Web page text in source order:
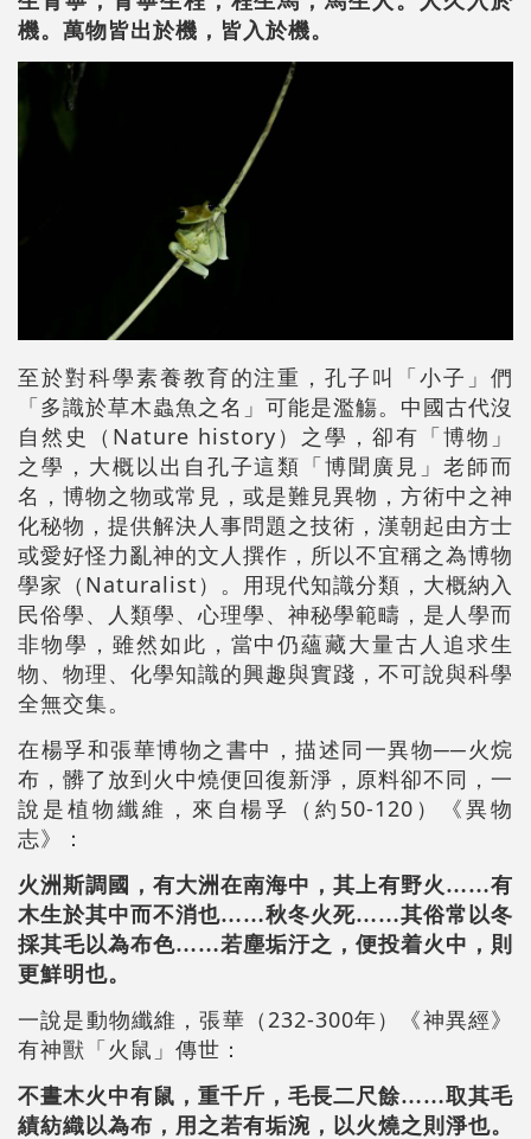
機。萬物皆出於機，皆入於機。
至於對科學素養教育的注重，孔子叫「小子」們
「多識於草木蟲魚之名」可能是濫觴。中國古代沒
自然史（ Nature history ）之學，卻有「博物」
之學，大概以出自孔子這類「博聞廣見」老師而
名，博物之物或常見，或是難見異物，方術中之神
化秘物，提供解決人事問題之技術，漢朝起由方士
或愛好怪力亂神的文人撰作，所以不宜稱之為博物
學家（ Naturalist ）。用現代知識分類，大概納入
民俗學、人類學、心理學、神秘學範疇，是人學而
非物學，雖然如此，當中仍蘊藏大量古人追求生
物、物理、化學知識的興趣與實踐，不可說與科學
全無交集。
在楊孚和張華博物之書中，描述同一異物── 火烷
布，髒了放到火中燒便回復新淨，原料卻不同，一
說是植物纖維，來自楊孚（約 50-120 ）《異物
志》：
火洲斯調國，有大洲在南海中，其上有野火……有
木生於其中而不消也……秋冬火死……其俗常以冬
採其毛以為布色……若塵垢汙之，便投着火中，則
更鮮明也。
一說是動物纖維，張華（ 232-300年）《神異經》
有神獸「火鼠」傳世：
不晝木火中有鼠，重千斤，毛長二尺餘……取其毛
績紡織以為布，用之若有垢涴，以火燒之則淨也。